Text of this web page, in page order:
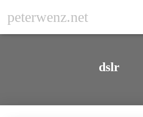
peterwenz.net
dslr